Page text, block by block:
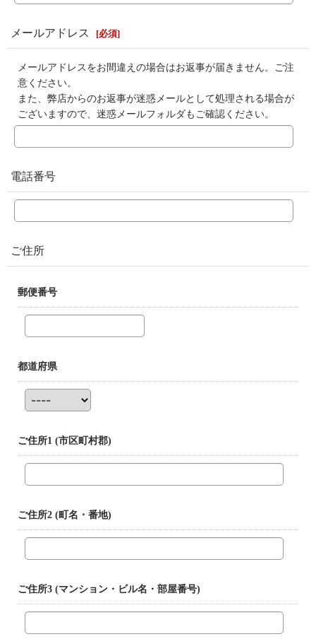
メールアドレス [必須]
メールアドレスをお間違えの場合はお返事が届きません。ご注
意ください。
また、弊店からのお返事が迷惑メールとして処理される場合が
ございますので、迷惑メールフォルダもご確認ください。
電話番号
ご住所
郵便番号
都道府県
ご住所1 (市区町村郡)
ご住所2 (町名・番地)
ご住所3 (マンション・ビル名・部屋番号)